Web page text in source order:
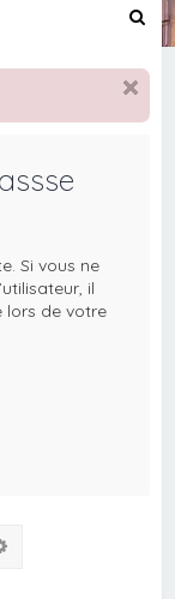
c
h
Si vous ne
il
lors de votre